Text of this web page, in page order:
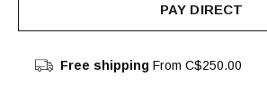
PAY DIRECT
Free shipping From C$250.00